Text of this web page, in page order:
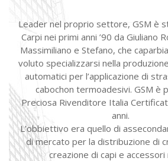
Leader nel proprio settore, GSM è
Carpi nei primi anni ’90 da Giuliano
Massimiliano e Stefano, che
voluto specializzarsi nella
automatici per l’applicazione di
cabochon termoadesivi. GSM è
Preciosa Rivenditore Italia
anni.
L’obbiettivo era quello di
di mercato per la distribuzione di
creazione di capi e accessori